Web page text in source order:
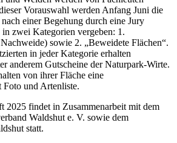
Vorauswahl werden Anfang Juni die
einer Begehung durch eine Jury
zwei Kategorien vergeben: 1.
sowie 2. „Beweidete Flächen“.
in jeder Kategorie erhalten
anderem Gutscheine der Naturpark-Wirte.
von ihrer Fläche eine
und Artenliste.
2025 findet in Zusammenarbeit mit dem
Waldshut e. V. sowie dem
statt.